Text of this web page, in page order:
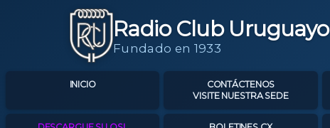
Radio Club Uruguayo
Fundado en 1933
INICIO
CONTÁCTENOS
VISITE NUESTRA SEDE